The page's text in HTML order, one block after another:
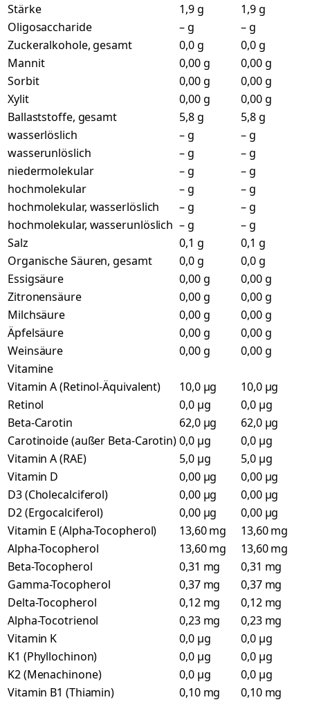
Stärke
1,9 g
1,9 g
Oligosaccharide
– g
– g
Zuckeralkohole, gesamt
0,0 g
0,0 g
Mannit
0,00 g
0,00 g
Sorbit
0,00 g
0,00 g
Xylit
0,00 g
0,00 g
Ballaststoffe, gesamt
5,8 g
5,8 g
wasserlöslich
– g
– g
wasserunlöslich
– g
– g
niedermolekular
– g
– g
hochmolekular
– g
– g
hochmolekular, wasserlöslich
– g
– g
hochmolekular, wasserunlöslich – g
– g
Salz
0,1 g
0,1 g
Organische Säuren, gesamt
0,0 g
0,0 g
Essigsäure
0,00 g
0,00 g
Zitronensäure
0,00 g
0,00 g
Milchsäure
0,00 g
0,00 g
Äpfelsäure
0,00 g
0,00 g
Weinsäure
0,00 g
0,00 g
Vitamine
Vitamin A (Retinol-Äquivalent)
10,0 µg
10,0 µg
Retinol
0,0 µg
0,0 µg
Beta-Carotin
62,0 µg
62,0 µg
Carotinoide (außer Beta-Carotin)0,0 µg
0,0 µg
Vitamin A (RAE)
5,0 µg
5,0 µg
Vitamin D
0,00 µg
0,00 µg
D3 (Cholecalciferol)
0,00 µg
0,00 µg
D2 (Ergocalciferol)
0,00 µg
0,00 µg
Vitamin E (Alpha-Tocopherol)
13,60 mg
13,60 mg
Alpha-Tocopherol
13,60 mg
13,60 mg
Beta-Tocopherol
0,31 mg
0,31 mg
Gamma-Tocopherol
0,37 mg
0,37 mg
Delta-Tocopherol
0,12 mg
0,12 mg
Alpha-Tocotrienol
0,23 mg
0,23 mg
Vitamin K
0,0 µg
0,0 µg
K1 (Phyllochinon)
0,0 µg
0,0 µg
K2 (Menachinone)
0,0 µg
0,0 µg
Vitamin B1 (Thiamin)
0,10 mg
0,10 mg